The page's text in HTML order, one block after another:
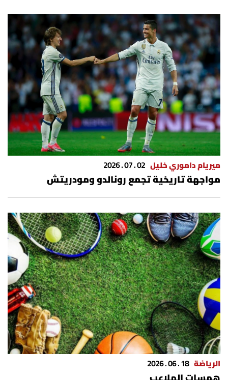
ميريام داموري خليل 02 . 07 . 2026
مواجهة تاريخية تجمع رونالدو ومودريتش
الرياضة 18 . 06 . 2026